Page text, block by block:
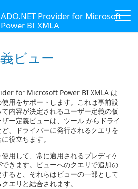
ADO.NET Provider for Microsoft
Power BI XMLA
ビュー
for Microsoft Power BI XMLA は
使用をサポートします。これは事前設
内容が決定されるユーザー定義の仮
ー定義ビューは、ツール からドライ
、ドライバーに発行されるクエリを
役立ちます。
用して、常に適用されるプレディケ
きます。ビューへのクエリで追加の
ると、それらはビューの一部として
エリと結合されます。